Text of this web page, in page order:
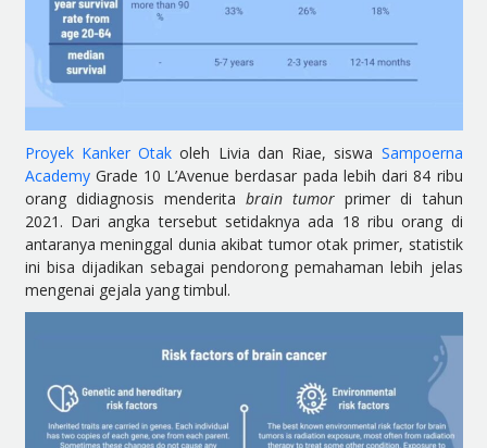
Proyek Kanker Otak oleh Livia dan Riae, siswa Sampoerna
AcademyGrade 10 L’Avenue berdasar pada lebih dari 84 ribu
orang didiagnosis menderita brain tumor primer di tahun
2021. Dari angka tersebut setidaknya ada 18 ribu orang di
antaranya meninggal dunia akibat tumor otak primer, statistik
ini bisa dijadikan sebagai pendorong pemahaman lebih jelas
mengenai gejala yang timbul.